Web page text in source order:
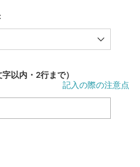
以内・2行まで）
記入の際の注意点